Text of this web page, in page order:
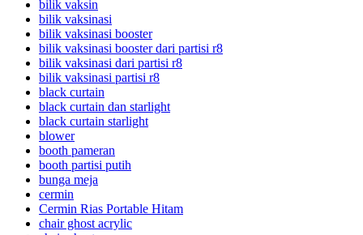
bilik vaksin
bilik vaksinasi
bilik vaksinasi booster
bilik vaksinasi booster dari partisi r8
bilik vaksinasi dari partisi r8
bilik vaksinasi partisi r8
black curtain
black curtain dan starlight
black curtain starlight
blower
booth pameran
booth partisi putih
bunga meja
cermin
Cermin Rias Portable Hitam
chair ghost acrylic